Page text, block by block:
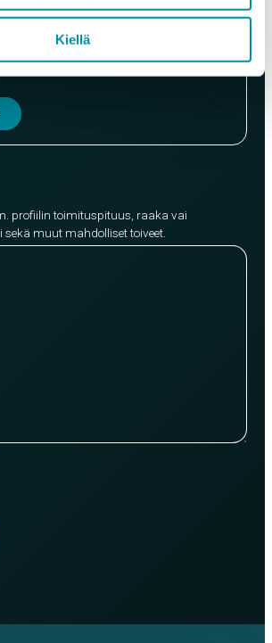
Kiellä
(min. 250kg)
(min. 500kg)
profiilin toimituspituus, raaka vai
muut mahdolliset toiveet.